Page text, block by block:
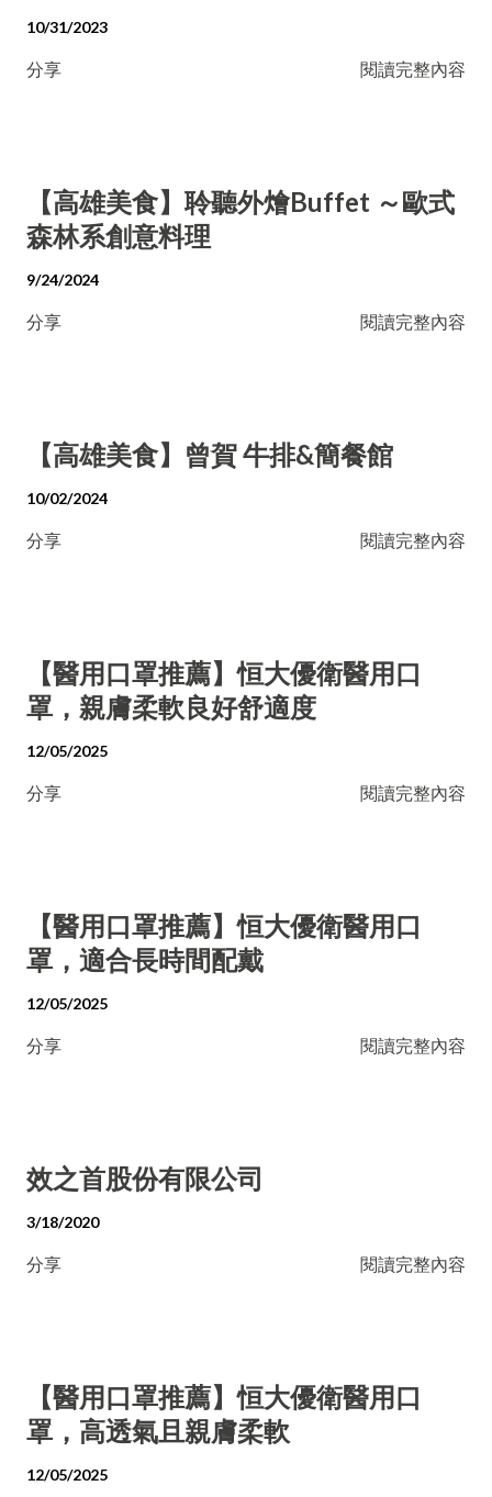
10/31/2023
分享 閱讀完整內容
【高雄美食】聆聽外燴Buffet ～歐式
森林系創意料理
9/24/2024
分享 閱讀完整內容
【高雄美食】曾賀 牛排&簡餐館
10/02/2024
分享 閱讀完整內容
【醫用口罩推薦】恒大優衛醫用口
罩，親膚柔軟良好舒適度
12/05/2025
分享 閱讀完整內容
【醫用口罩推薦】恒大優衛醫用口
罩，適合長時間配戴
12/05/2025
分享 閱讀完整內容
效之首股份有限公司
3/18/2020
分享 閱讀完整內容
【醫用口罩推薦】恒大優衛醫用口
罩，高透氣且親膚柔軟
12/05/2025